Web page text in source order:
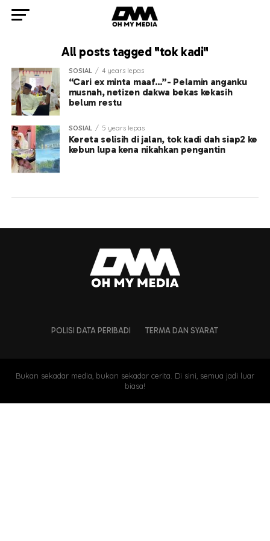
All posts tagged "tok kadi"
SOSIAL 4 years lepas
“Cari ex minta maaf…”- Pelamin anganku
musnah, netizen dakwa bekas kekasih
belum restu
SOSIAL 5 years lepas
Kereta selisih di jalan, tok kadi dah siap2 ke
kebun lupa kena nikahkan pengantin
POLISI DATA PERIBADI TERMA DAN SYARAT
Bukan sekadar media, bukan sekadar cerita. Di sini, semua jadi luar
biasa!